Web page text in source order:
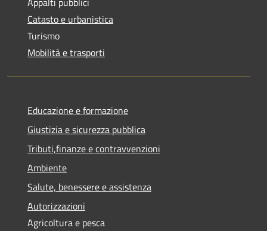
Catasto e urbanistica
Turismo
Mobilità e trasporti
Educazione e formazione
Giustizia e sicurezza pubblica
Tributi,finanze e contravvenzioni
Ambiente
Salute, benessere e assistenza
Autorizzazioni
Agricoltura e pesca